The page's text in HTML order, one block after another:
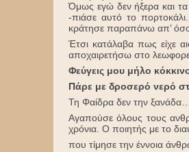
Όμως εγώ δεν ήξερα και
-πιάσε αυτό το
κράτησε παραπάνω απ’
Έτσι κατάλαβα πως είχε
αποχαιρετήσω στο
Φεύγεις μου μήλο
Πάρε με δροσερό νερό
Τη Φαίδρα δεν την
Αγαπούσε όλους τους
χρόνια. Ο ποιητής με το
που τίμησε την έννοια